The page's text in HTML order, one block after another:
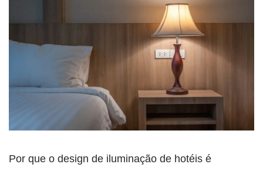
Por que o design de iluminação de hotéis é